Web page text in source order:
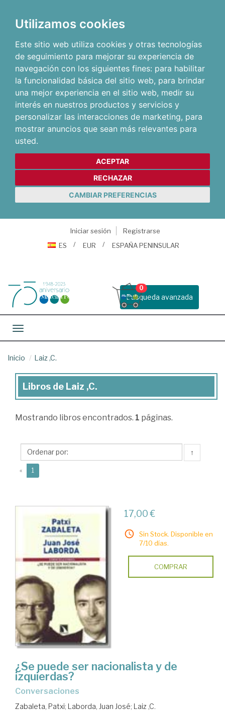
Utilizamos cookies
Este sitio web utiliza cookies y otras tecnologías
de seguimiento para mejorar su experiencia de
navegación con los siguientes fines: para habilitar
la funcionalidad básica del sitio web, para brindar
una mejor experiencia en el sitio web, medir su
interés en nuestros productos y servicios y
personalizar las interacciones de marketing, para
mostrar anuncios que sean más relevantes para
usted.
ACEPTAR
RECHAZAR
CAMBIAR PREFERENCIAS
Iniciar sesión
Registrarse
ES
EUR ESPAÑA PENINSULAR
Busqueda avanzada
0
Toggle navigation
Inicio Laiz ,C.
Libros
Laiz
Libros de Laiz ,C.
Mostrando libros encontrados. 1 páginas.
↑
« 1
17,00 €
Sin Stock. Disponible en
7/10 días.
COMPRAR
¿Se puede ser nacionalista y de
izquierdas?
conversaciones
Zabaleta, Patxi; Laborda, Juan José; Laiz ,C.